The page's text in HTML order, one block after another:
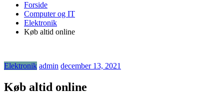
Forside
Computer og IT
Elektronik
Køb altid online
Elektronik admin december 13, 2021
Køb altid online